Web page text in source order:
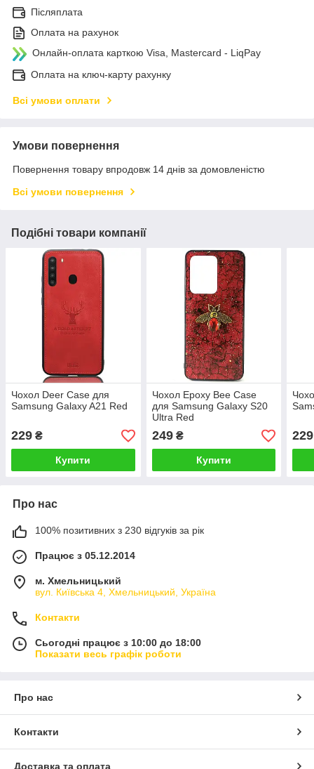
Післяплата
Оплата на рахунок
Онлайн-оплата карткою Visa, Mastercard - LiqPay
Оплата на ключ-карту рахунку
Всі умови оплати
Умови повернення
Повернення товару впродовж 14 днів за домовленістю
Всі умови повернення
Подібні товари компанії
Чохол Deer Case для
Samsung Galaxy A21 Red
229 ₴
Купити
Чохол Epoxy Bee Case
для Samsung Galaxy S20
Ultra Red
249₴
Купити
229
Про нас
100% позитивних з 230 відгуків за рік
Працює з 05.12.2014
м. Хмельницький
вул. Київська 4, Хмельницький, Україна
Контакти
Сьогодні працює з 10:00 до 18:00
Показати весь графік роботи
Про нас
Контакти
Доставка та оплата